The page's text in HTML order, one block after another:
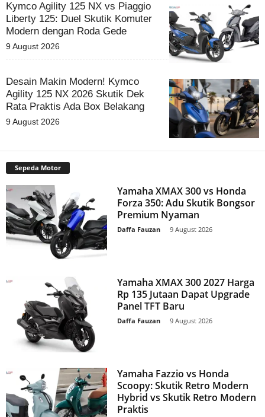
Kymco Agility 125 NX vs Piaggio
Liberty 125: Duel Skutik Komuter
Modern dengan Roda Gede
9 August 2026
Desain Makin Modern! Kymco
Agility 125 NX 2026 Skutik Dek
Rata Praktis Ada Box Belakang
9 August 2026
Sepeda Motor
Yamaha XMAX 300 vs Honda
Forza 350: Adu Skutik Bongsor
Premium Nyaman
Daffa Fauzan 9 August 2026
Yamaha XMAX 300 2027 Harga
Rp 135 Jutaan Dapat Upgrade
Panel TFT Baru
Daffa Fauzan 9 August 2026
Yamaha Fazzio vs Honda
Scoopy: Skutik Retro Modern
Hybrid vs Skutik Retro Modern
Praktis